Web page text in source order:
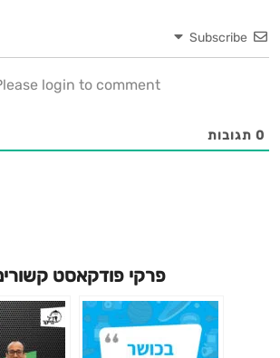
Subscribe
login to comment
0 תגובות
פרקי פודקאסט